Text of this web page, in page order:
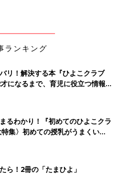
ランキング
リ！解決する本『ひよこクラブ
になるまで、育児に役立つ情報が
るわかり！『初めてのひよこクラ
集〉初めての授乳がうまくい
クの基本と夏のトラブル 解決テ
ら！2冊の「たまひよ」